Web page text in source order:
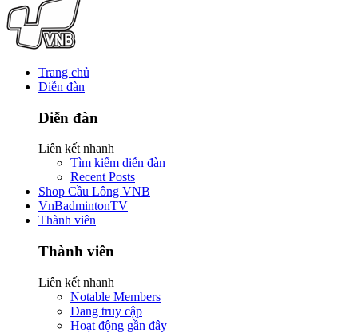
Trang chủ
Diễn đàn
Diễn đàn
Liên kết nhanh
Tìm kiếm diễn đàn
Recent Posts
Shop Cầu Lông VNB
VnBadmintonTV
Thành viên
Thành viên
Liên kết nhanh
Notable Members
Đang truy cập
Hoạt động gần đây